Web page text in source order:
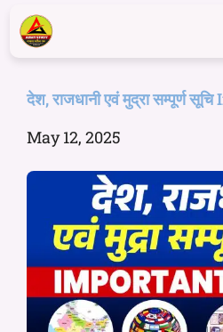
देश, राजधानी एवं मुद्रा सम्पूर्ण
May 12, 2025